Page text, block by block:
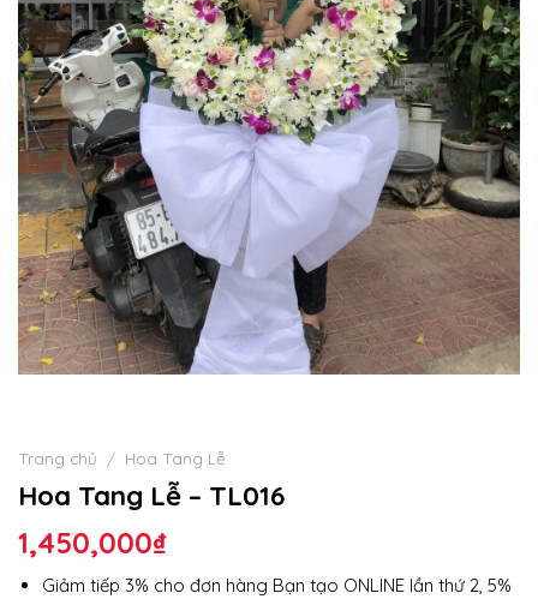
Trang chủ / Hoa Tang Lễ
Hoa Tang Lễ – TL016
1,450,000₫
Giảm tiếp 3% cho đơn hàng Bạn tạo ONLINE lần thứ 2, 5%